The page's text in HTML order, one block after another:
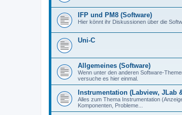
IFP und PM8 (Software)
Hier könnt ihr Diskussionen über die
Uni-C
Allgemeines (Software)
Wenn unter den anderen Software-
versuche es hier einmal.
Instrumentation (Labview, JLab
Alles zum Thema Instrumentation
Komponenten, Probleme...